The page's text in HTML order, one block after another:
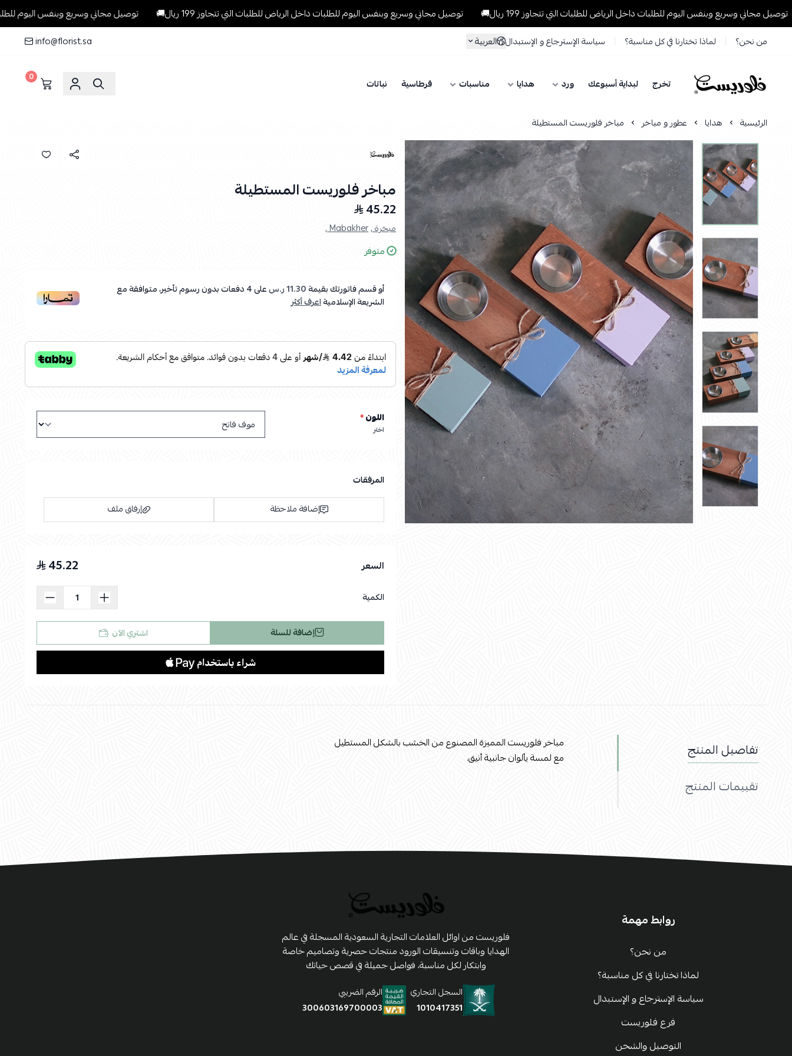
وسريع وبنفس اليوم للطلبات داخل الرياض للطلبات التي تتجاوز 199 ريال🚚 توصيل مجاني وسريع وبنفس اليوم للطلبات داخل الرياض للطلبات التي تتجاوز 199 ريال🚚 توصيل مجاني وسريع وبنفس اليوم للطلبات داخل
من نحن؟ لماذا تختارنا في كل مناسبة؟ سياسة الإسترجاع و الإستبدال العربية info@florist.sa
فلوريست Florist تخرج لبداية أسبوعك ورد هدايا مناسبات قرطاسية نباتات 0
الرئيسية هدايا عطور و مباخر مباخر فلوريست المستطيلة
مباخر فلوريست المستطيلة
45.22
مبخرة ,Mabakher ,
متوفر
أو قسم فاتورتك بقيمة11.30 ر.س على4دفعات بدون رسوم تأخير، متوافقة مع
الشريعة الإسلاميةاعرف أكثر
اللون*
اختر
المرفقات
إضافة ملاحظة
إرفاق ملف
السعر 45.22
الكمية
إضافة للسلة اشتري الآن
تفاصيل المنتج
تقييمات المنتج
مباخر فلوريست المميزة المصنوع من الخشب بالشكل المستطيل
مع لمسة يألوان جانبية أنيق.
روابط مهمة
من نحن؟
لماذا تختارنا في كل مناسبة؟
سياسة الإسترجاع و الإستبدال
فرع فلوريست
التوصيل والشحن
فلوريست من اوائل العلامات التجارية السعودية المسجلة في عالم
الهدايا وباقات وتنسيقات الورود منتجات حصرية وتصاميم خاصة
وابتكار لكل مناسبة، فواصل جميلة في قصص حياتك
السجل التجاري
1010417351
الرقم الضريبي
300603169700003